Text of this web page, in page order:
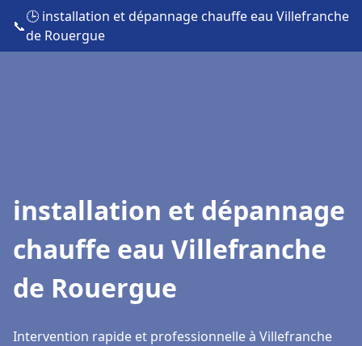
📞
🕒 installation et dépannage chauffe eau Villefranche
de Rouergue
installation et dépannage
chauffe eau Villefranche
de Rouergue
Intervention rapide et professionnelle à Villefranche